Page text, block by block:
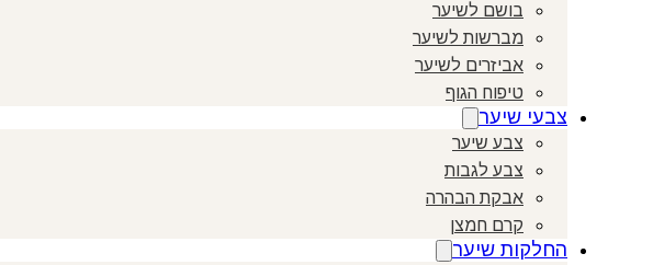
בושם לשיער
מברשות לשיער
אביזרים לשיער
טיפוח הגוף
צבעי שיער
צבע שיער
צבע לגבות
אבקת הבהרה
קרם חמצן
החלקות שיער